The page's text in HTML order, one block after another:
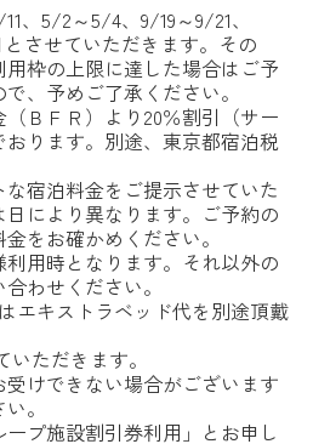
、5/2～5/4、9/19～9/21、
させていただきます。その
枠の上限に達した場合はご予
、予めご了承ください。
ＢＦＲ）より20％割引（サー
おります。別途、東京都宿泊税
宿泊料金をご提示させていた
により異なります。ご予約の
をお確かめください。
利用時となります。それ以外の
わせください。
エキストラベッド代を別途頂戴
ただきます。
けできない場合がございます
。
プ施設割引券利用」とお申し